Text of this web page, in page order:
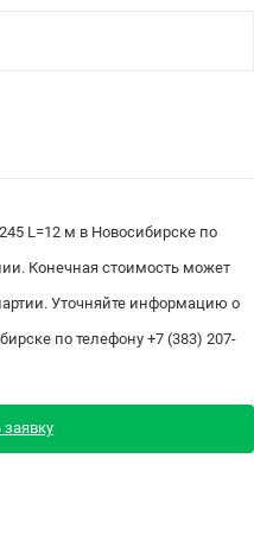
L=12 м в Новосибирске по
Конечная стоимость может
Уточняйте информацию о
по телефону +7 (383) 207-